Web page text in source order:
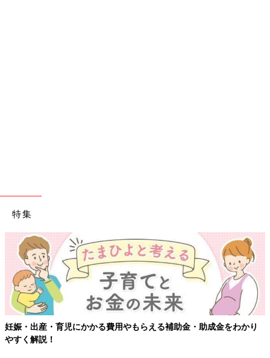
特集
妊娠・出産・育児にかかる費用やもらえる補助金・助成金をわかり
やすく解説！